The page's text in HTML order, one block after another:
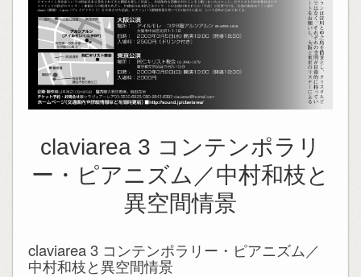
claviarea 3 コンテンポラリ
ー・ピアニズム／中村和枝と
異空間情景
claviarea 3 コンテンポラリー・ピアニズム／
中村和枝と異空間情景